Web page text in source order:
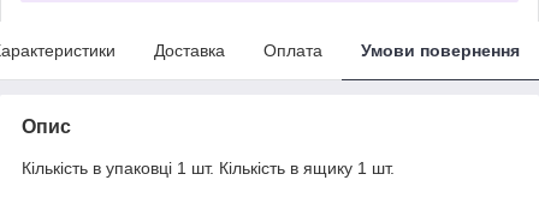
Доставка Оплата Умови повернення
Опис
Кількість в упаковці 1 шт. Кількість в ящику 1 шт.